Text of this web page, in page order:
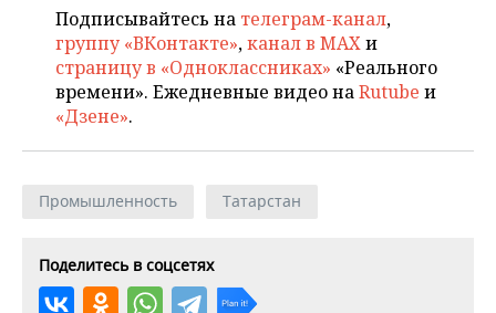
Подписывайтесь на телеграм-канал,
группу «ВКонтакте»,канал в MAXи
страницу в «Одноклассниках» «Реального
времени». Ежедневные видео наRutube и
«Дзене».
Промышленность Татарстан
Поделитесь в соцсетях